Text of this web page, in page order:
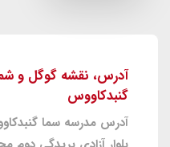
آدرس، نقشه گوگل و
گنبدکاووس